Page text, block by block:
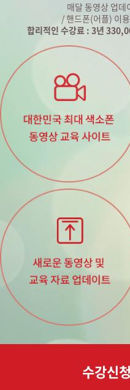
매달 동영상 업
/ 핸드폰(어플) 이
합리적인 수강료 : 3년
수강신